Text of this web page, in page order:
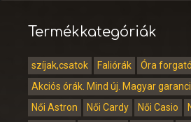
Termékkategóriák
szíjak,csatok Faliórák
Óra
Akciós órák. Mind új. Magyar
Női Astron
Női Cardy Női Casio